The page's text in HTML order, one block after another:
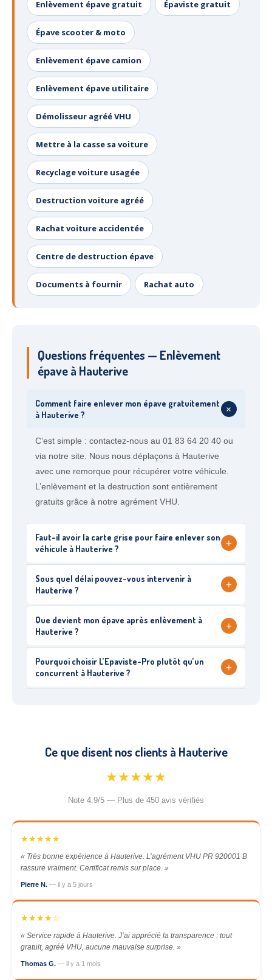
Enlèvement épave gratuit Épaviste gratuit
Épave scooter & moto
Enlèvement épave camion
Enlèvement épave utilitaire
Démolisseur agréé VHU
Mettre à la casse sa voiture
Recyclage voiture usagée
Destruction voiture agréé
Rachat voiture accidentée
Centre de destruction épave
Documents à fournir Rachat auto
Questions fréquentes — Enlèvement
épave à Hauterive
Comment faire enlever mon épave gratuitement
à Hauterive ?
+
C’est simple : contactez-nous au 01 83 64 20 40 ou
via notre site. Nous nous déplaçons à Hauterive
avec une remorque pour récupérer votre véhicule.
L’enlèvement et la destruction sont entièrement
gratuits grâce à notre agrément VHU.
Faut-il avoir la carte grise pour faire enlever son
véhicule à Hauterive ?
+
Sous quel délai pouvez-vous intervenir à
Hauterive ?
+
Que devient mon épave après enlèvement à
Hauterive ?
+
Pourquoi choisir L’Epaviste-Pro plutôt qu’un
concurrent à Hauterive ?
+
Ce que disent nos clients à Hauterive
★★★★★
Note 4.9/5 — Plus de 450 avis vérifiés
★★★★★
« Très bonne expérience à Hauterive. L’agrément VHU PR 920001 B
rassure vraiment. Certificat remis sur place. »
Pierre N. — il y a 5 jours
★★★★☆
« Service rapide à Hauterive. J’ai apprécié la transparence : tout
gratuit, agréé VHU, aucune mauvaise surprise. »
Thomas G. — il y a 1 mois